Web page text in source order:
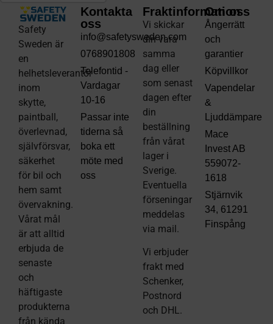
Safety
Sweden är
en
helhetsleverantör
inom
skytte,
paintball,
överlevnad,
självförsvar,
säkerhet
för bil och
hem samt
övervakning.
Vårat mål
är att alltid
erbjuda de
senaste
och
häftigaste
produkterna
från kända
Kontakta
oss
info@safetysweden.com
0768901808
Telefontid -
Vardagar
10-16
Passar inte
tiderna så
boka ett
möte med
oss
Fraktinformation
Vi skickar
din vara
samma
dag eller
som senast
dagen efter
din
beställning
från vårat
lager i
Sverige.
Eventuella
förseningar
meddelas
via mail.
Vi erbjuder
frakt med
Schenker,
Postnord
och DHL.
Om oss
Ångerrätt
och
garantier
Köpvillkor
Vapendelar
&
Ljuddämpare
Mace
Invest AB
559072-
1618
Stjärnvik
34, 61291
Finspång